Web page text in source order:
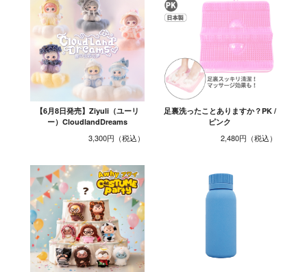
【6月8日発売】Ziyuli（ユーリ
ー）CloudlandDreams
3,300円
足裏洗ったことありますか？PK /
ピンク
2,480円